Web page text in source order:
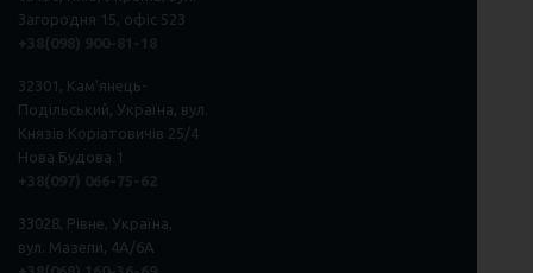
Загородня 15, офіс 523
32301, Кам'янець-
Подільський, Україна, вул.
Князів Коріатовичів 25/4
Нова Будова 1
33028, Рівне, Україна,
вул. Мазепи, 4А/6А